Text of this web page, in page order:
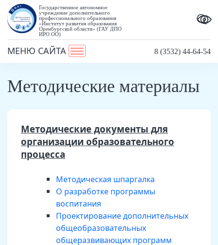
Государственное автономное
учреждение дополнительного
профессионального образования
«Институт развития образования
Оренбургской области» (ГАУ ДПО
ИРО ОО)
МЕНЮ САЙТА 8 (3532) 44-64-54
Методические материалы
Методические документы для
организации образовательного
процесса
Методическая шпаргалка
О разработке программы
воспитания
Проектирование дополнительных
общеобразовательных
общеразвивающих программ